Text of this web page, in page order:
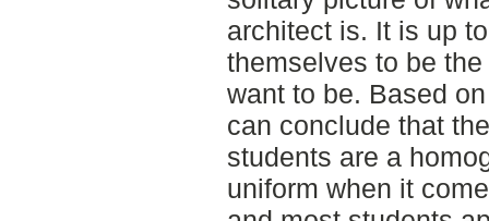
architect is. It is up
themselves to be
want to be. Based
can conclude that
students are a
uniform when it